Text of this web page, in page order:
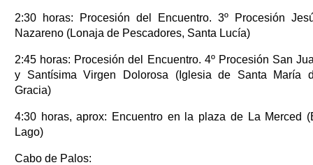
2:30 horas: Procesión del Encuentro. 3º Procesión
Nazareno (Lonaja de Pescadores, Santa Lucía)
2:45 horas: Procesión del Encuentro. 4º Procesión San
y Santísima Virgen Dolorosa (Iglesia de Santa María
Gracia)
4:30 horas, aprox: Encuentro en la plaza de La Merced
Lago)
Cabo de Palos: